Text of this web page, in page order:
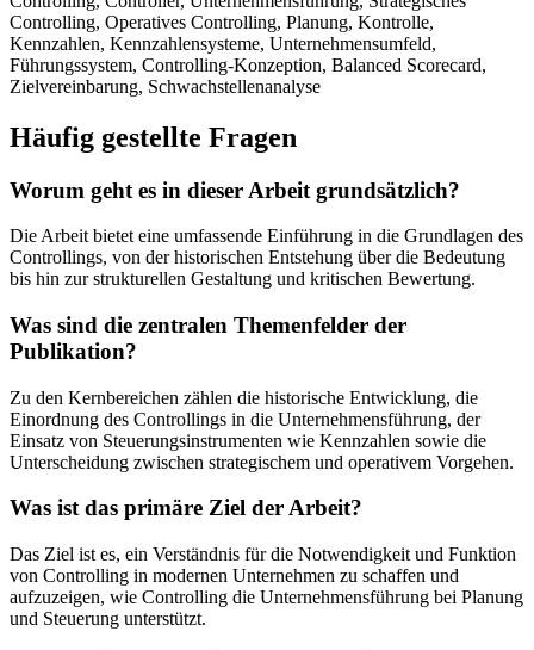
Controlling, Operatives Controlling, Planung, Kontrolle,
Kennzahlen, Kennzahlensysteme, Unternehmensumfeld,
Führungssystem, Controlling-Konzeption, Balanced Scorecard,
Zielvereinbarung, Schwachstellenanalyse
Häufig gestellte Fragen
Worum geht es in dieser Arbeit grundsätzlich?
Die Arbeit bietet eine umfassende Einführung in die Grundlagen des
Controllings, von der historischen Entstehung über die Bedeutung
bis hin zur strukturellen Gestaltung und kritischen Bewertung.
Was sind die zentralen Themenfelder der
Publikation?
Zu den Kernbereichen zählen die historische Entwicklung, die
Einordnung des Controllings in die Unternehmensführung, der
Einsatz von Steuerungsinstrumenten wie Kennzahlen sowie die
Unterscheidung zwischen strategischem und operativem Vorgehen.
Was ist das primäre Ziel der Arbeit?
Das Ziel ist es, ein Verständnis für die Notwendigkeit und Funktion
von Controlling in modernen Unternehmen zu schaffen und
aufzuzeigen, wie Controlling die Unternehmensführung bei Planung
und Steuerung unterstützt.